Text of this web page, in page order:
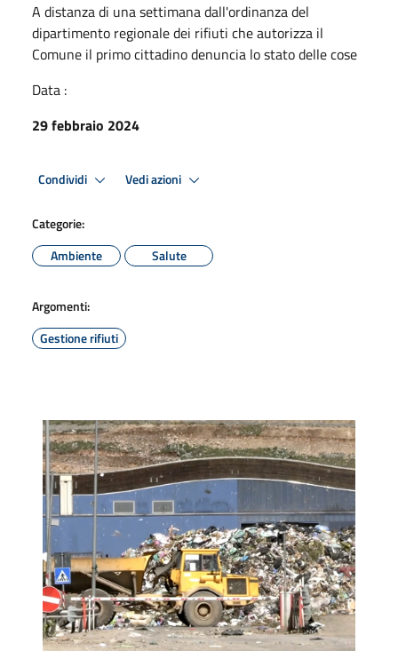
A distanza di una settimana dall'ordinanza del
dipartimento regionale dei rifiuti che autorizza il
Comune il primo cittadino denuncia lo stato delle cose
Data :
29 febbraio 2024
Condividi Vedi azioni
Categorie:
Ambiente
Salute
Argomenti:
Gestione rifiuti